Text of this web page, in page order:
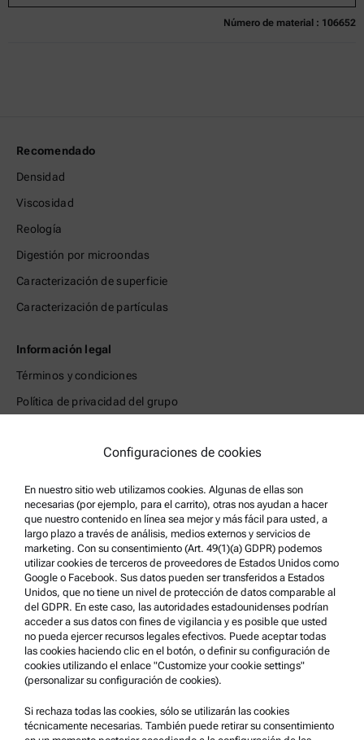
Número de material : 106652
Recomendado
Densidad
Viscosidad
Reología
Digestión por microondas
Caracterización de superficie
Caracterización de partículas
Información legal
Términos y condiciones
Política de privacidad del grupo
Marcas comerciales
Sistema de denuncia de irregularidades
Asistencia para el producto
Anton Paar Certified Service
Declaración de seguridad
Centros técnicos Anton Paar
Comuníquese con nosotros
Información de la empresa
Configuraciones de cookies
En nuestro sitio web utilizamos cookies. Algunas de ellas son
necesarias (por ejemplo, para el carrito), otras nos ayudan a hacer
que nuestro contenido en línea sea mejor y más fácil para usted, a
largo plazo a través de análisis, medios externos y servicios de
marketing. Con su consentimiento (Art. 49(1)(a) GDPR) podemos
utilizar cookies de terceros de proveedores de Estados Unidos como
Google o Facebook. Sus datos pueden ser transferidos a Estados
Unidos, que no tiene un nivel de protección de datos comparable al
del GDPR. En este caso, las autoridades estadounidenses podrían
acceder a sus datos con fines de vigilancia y es posible que usted
no pueda ejercer recursos legales efectivos. Puede aceptar todas
las cookies haciendo clic en el botón, o definir su configuración de
cookies utilizando el enlace "Customize your cookie settings"
(personalizar su configuración de cookies).
Si rechaza todas las cookies, sólo se utilizarán las cookies
técnicamente necesarias. También puede retirar su consentimiento